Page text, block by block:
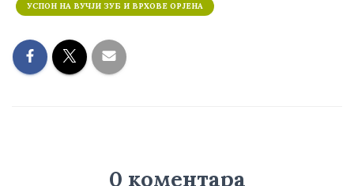
УСПОН НА ВУЧЈИ ЗУБ И ВРХОВЕ ОРЈЕНА
0 коментара